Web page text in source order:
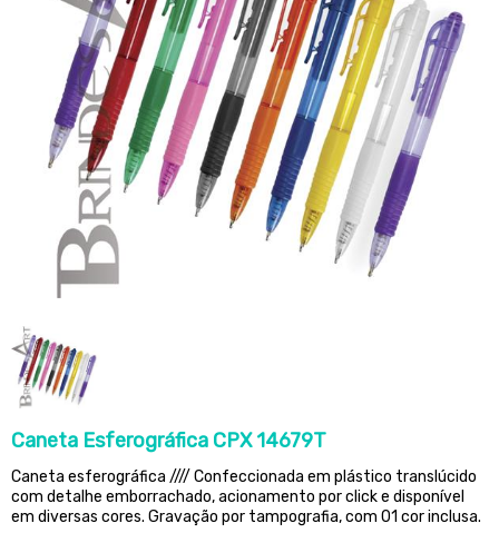
Caneta Esferográfica CPX 14679T
Caneta esferográfica //// Confeccionada em plástico translúcido
com detalhe emborrachado, acionamento por click e disponível
em diversas cores. Gravação por tampografia, com 01 cor inclusa.